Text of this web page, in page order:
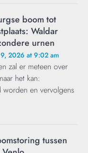
boom tot
Waldar
urnen
2026 at 9:02 am
zal er meteen over
het kan:
worden en vervolgens
tussen